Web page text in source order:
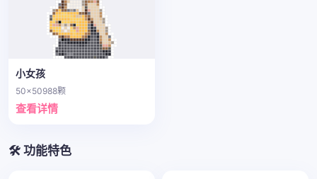
小女孩
50x50988颗
查看详情
🛠️ 功能特色